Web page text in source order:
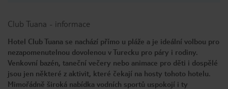
Club Tuana - informace
Hotel Club Tuana se nachází přímo u pláže a je ideální volbou pro
nezapomenutelnou dovolenou v Turecku pro páry i rodiny.
Venkovní bazén, taneční večery nebo animace pro děti i dospělé
jsou jen některé z aktivit, které čekají na hosty tohoto hotelu.
Mimořádně široká nabídka vodních sportů uspokojí i ty